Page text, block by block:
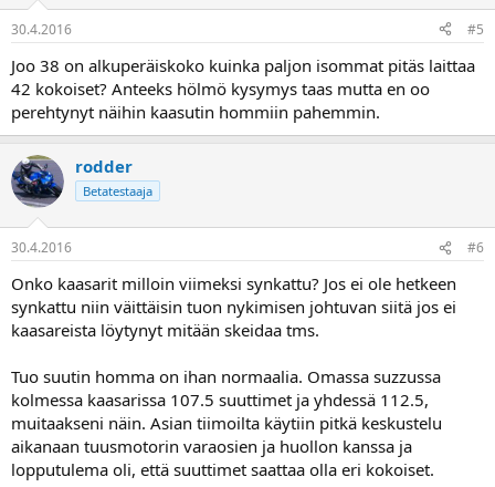
30.4.2016 #5
Joo 38 on alkuperäiskoko kuinka paljon isommat pitäs laittaa
42 kokoiset? Anteeks hölmö kysymys taas mutta en oo
perehtynyt näihin kaasutin hommiin pahemmin.
rodder
Betatestaaja
30.4.2016 #6
Onko kaasarit milloin viimeksi synkattu? Jos ei ole hetkeen
synkattu niin väittäisin tuon nykimisen johtuvan siitä jos ei
kaasareista löytynyt mitään skeidaa tms.
Tuo suutin homma on ihan normaalia. Omassa suzzussa
kolmessa kaasarissa 107.5 suuttimet ja yhdessä 112.5,
muitaakseni näin. Asian tiimoilta käytiin pitkä keskustelu
aikanaan tuusmotorin varaosien ja huollon kanssa ja
lopputulema oli, että suuttimet saattaa olla eri kokoiset.